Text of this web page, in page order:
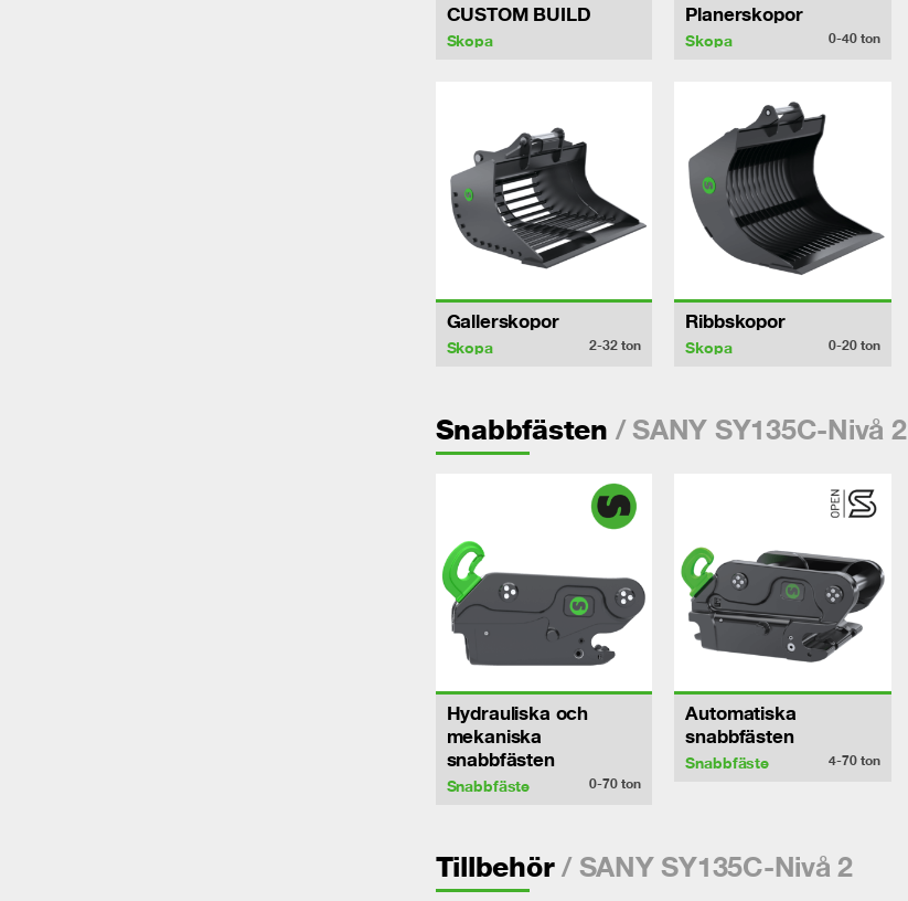
CUSTOM BUILD
Skopa
Planerskopor
Skopa 0-40ton
Gallerskopor
Skopa 2-32ton
Ribbskopor
Skopa 0-20ton
Snabbfästen / SANY SY135C-Nivå 2
Hydrauliska och
mekaniska
snabbfästen
Snabbfäste 0-70ton
Automatiska
snabbfästen
Snabbfäste 4-70ton
Tillbehör/ SANY SY135C-Nivå 2